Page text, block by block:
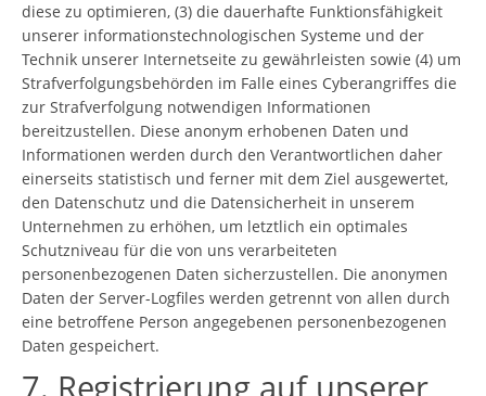
diese zu optimieren, (3) die dauerhafte Funktionsfähigkeit
unserer informationstechnologischen Systeme und der
Technik unserer Internetseite zu gewährleisten sowie (4) um
Strafverfolgungsbehörden im Falle eines Cyberangriffes die
zur Strafverfolgung notwendigen Informationen
bereitzustellen. Diese anonym erhobenen Daten und
Informationen werden durch den Verantwortlichen daher
einerseits statistisch und ferner mit dem Ziel ausgewertet,
den Datenschutz und die Datensicherheit in unserem
Unternehmen zu erhöhen, um letztlich ein optimales
Schutzniveau für die von uns verarbeiteten
personenbezogenen Daten sicherzustellen. Die anonymen
Daten der Server-Logfiles werden getrennt von allen durch
eine betroffene Person angegebenen personenbezogenen
Daten gespeichert.
7. Registrierung auf unserer